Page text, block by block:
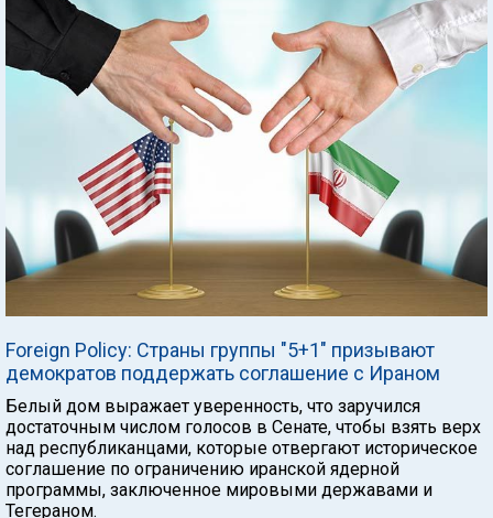
Foreign Policy: Страны группы "5+1" призывают
демократов поддержать соглашение с Ираном
Белый дом выражает уверенность, что заручился
достаточным числом голосов в Сенате, чтобы взять верх
над республиканцами, которые отвергают историческое
соглашение по ограничению иранской ядерной
программы, заключенное мировыми державами и
Тегераном.